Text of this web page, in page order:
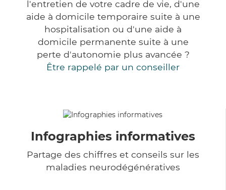
l'entretien de votre cadre de vie, d'une
aide à domicile temporaire suite à une
hospitalisation ou d'une aide à
domicile permanente suite à une
perte d'autonomie plus avancée ?
Être rappelé par un conseiller
Infographies informatives
Partage des chiffres et conseils sur les
maladies neurodégénératives